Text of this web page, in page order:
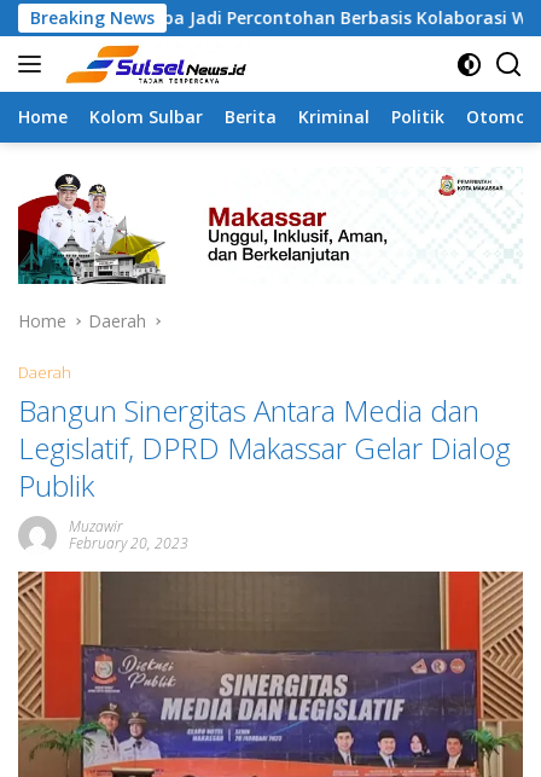
Skip
to
content
Breaking News
Jadi Percontohan Berbasis Kolaborasi Warga
Home Kolom Sulbar Berita Kriminal Politik
Home Daerah
Daerah
Bangun Sinergitas Antara Media dan
Legislatif, DPRD Makassar Gelar Dialog
Publik
Muzawir
February 20, 2023